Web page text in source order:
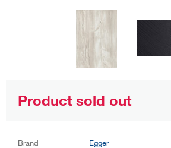
Product sold out
Brand
Egger